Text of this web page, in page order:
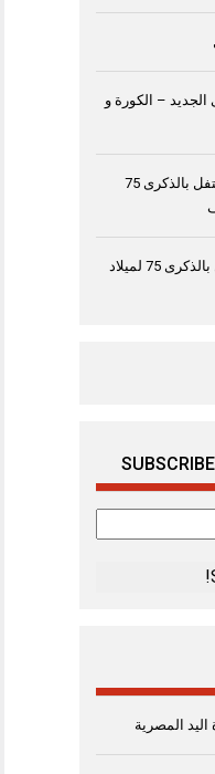
الجديد – الكورة و
جوجل تحتفل بالذكرى 75
جوجل تحتفل بالذكرى 75 لميلاد
المصرية